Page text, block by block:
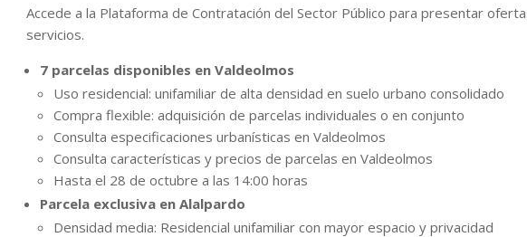
Accede a la Plataforma de Contratación del Sector Público para presentar
servicios.
7 parcelas disponibles en Valdeolmos
Uso residencial: unifamiliar de alta densidad en suelo urbano consolidado
Compra flexible: adquisición de parcelas individuales o en conjunto
Consulta especificaciones urbanísticas en Valdeolmos
Consulta características y precios de parcelas en Valdeolmos
Hasta el 28 de octubre a las 14:00 horas
Parcela exclusiva en Alalpardo
Densidad media: Residencial unifamiliar con mayor espacio y privacidad